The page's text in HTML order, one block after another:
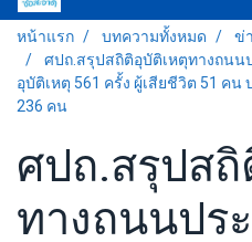
หน้าแรก บทความทั้งหมด
ข่
ศปถ.สรุปสถิติอุบัติเหตุทางถนน
อุบัติเหตุ 561 ครั้ง ผู้เสียชีวิต 51 คน
236 คน
ศปถ.สรุปส
ทางถนนปร